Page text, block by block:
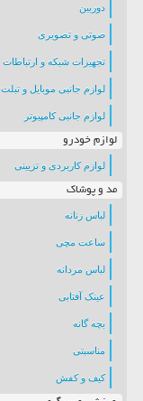
دوربین
صوتی و تصویری
تجهیزات شبکه و ارتباطات
لوازم جانبی موبایل و تبلت
لوازم جانبی کامپیوتر
لوازم خودرو
لوازم کاربردی و تزیینی
مد و پوشاک
لباس زنانه
ساعت مچی
لباس مردانه
عینک آفتابی
بچه گانه
مناسبتی
کیف و کفش